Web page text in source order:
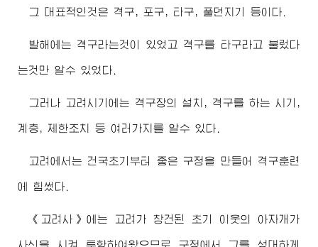
그 대표적인것은 격구, 포구, 타구, 풀던지기 등이다.
발해에는 격구라는것이 있었고 격구를 타구라고 불렀다
는것만 알수 있었다.
그러나 고려시기에는 격구장의 설치, 격구를 하는 시기,
계층, 제한조치 등 여러가지를 알수 있다.
고려에서는 건국초기부터 좋은 구정을 만들어 격구훈련
에 힘썼다.
《고려사》에는 고려가 창건된 초기 이웃의 아자개가
사신을 시켜 투항하여왔으므로 구정에서 그를 성대하게